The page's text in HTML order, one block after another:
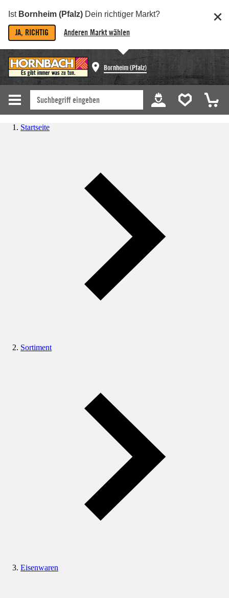
Ist Bornheim (Pfalz) Dein richtiger Markt?
JA, RICHTIG Anderen Markt wählen
Bornheim (Pfalz)
Startseite
Sortiment
Eisenwaren